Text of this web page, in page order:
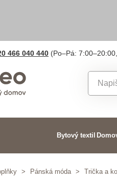
466 040 440 (Po–Pá:
Bytový textil
> Pánská móda > Trička a